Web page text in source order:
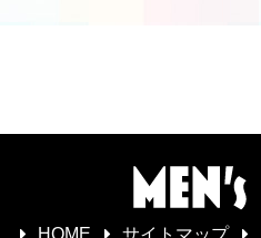
HOME サイトマップ